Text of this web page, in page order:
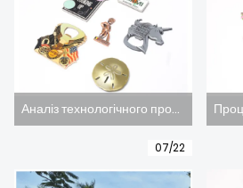
Аналіз технологічного процесу виготовлення металевих заготовок
07/22